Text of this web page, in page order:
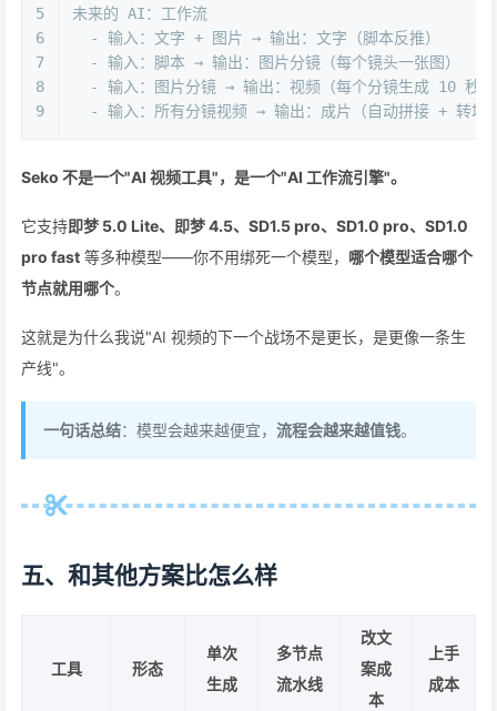
5
6
7
8
9
未来的 AI：工作流
  - 输入：文字 + 图片 → 输出：文字（脚本反推）
  - 输入：脚本 → 输出：图片分镜（每个镜头一张图）
  - 输入：图片分镜 → 输出：视频（每个分镜生成 10 秒）
- 输入：所有分镜视频 → 输出：成片（自动拼接 + 转场
Seko 不是一个"AI 视频工具"，是一个"AI 工作流引擎"。
它支持即梦 5.0 Lite、即梦 4.5、SD1.5 pro、SD1.0 pro、SD1.0
pro fast 等多种模型——你不用绑死一个模型， 哪个模型适合哪个
节点就用哪个。
这就是为什么我说"AI 视频的下一个战场不是更长，是更像一条生
产线"。
一句话总结：模型会越来越便宜， 流程会越来越值钱。
五、和其他方案比怎么样
工具 形态
单次
生成
多节点
流水线
改文
案成
本
上手
成本